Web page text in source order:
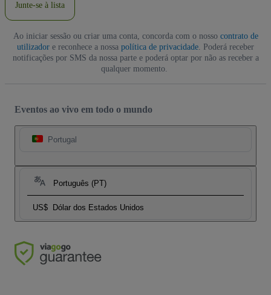
Junte-se à lista
Ao iniciar sessão ou criar uma conta, concorda com o nosso contrato de
utilizador e reconhece a nossa política de privacidade. Poderá receber
notificações por SMS da nossa parte e poderá optar por não as receber a
qualquer momento.
Eventos ao vivo em todo o mundo
Portugal
Português (PT)
US$ Dólar dos Estados Unidos